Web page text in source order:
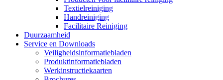
Textielreiniging
Handreiniging
Facilitaire Reiniging
Duurzaamheid
Service en Downloads
Veiligheidsinformatiebladen
Produktinformatiebladen
Werkinstructiekaarten